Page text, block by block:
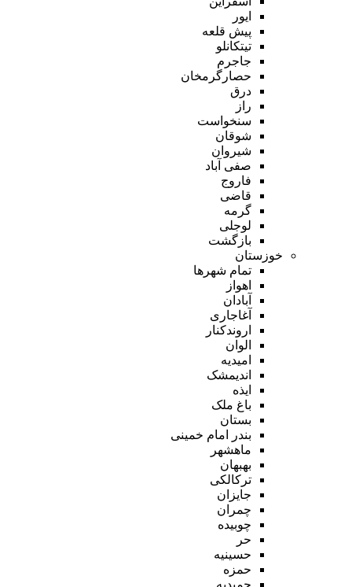
ایور
پیش قلعه
تیتکانلو
جاجرم
حصارگرمخان
درق
راز
سنخواست
شوقان
شیروان
صفی آباد
فاروج
قاضی
گرمه
لوجلی
بازگشت
خوزستان
تمام شهر‌ها
اهواز
آبادان
آغاجاری
اروندکنار
الوان
امیدیه
اندیمشک
ایذه
باغ ملک
بستان
بندر امام خمینی
ماهشهر
بهبهان
ترکالکی
جایزان
چمران
چوبیده
حر
حسینیه
حمزه
حمیدیه